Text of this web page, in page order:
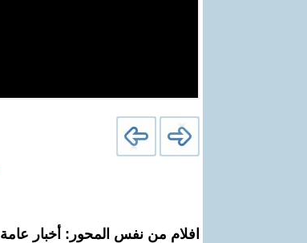
افلام من نفس المحور: أخبار عامة